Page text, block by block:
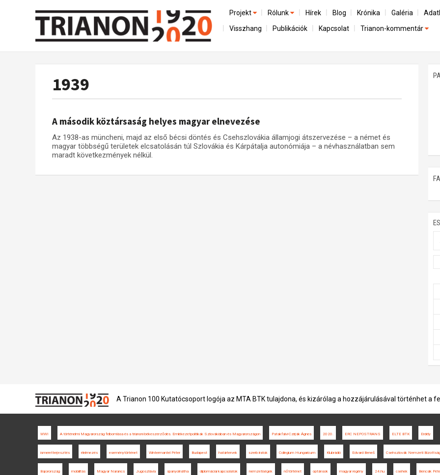
Projekt
Előzmények
Az összeomlás és a magyar társadalom
Utókor és emlékezet
Rólunk
A kutatócsoport működéséről
Hírek Blog Krónika Galéria
Visszhang Publikációk Kapcsolat Trianon-kommentár
1939
A második köztársaság helyes magyar elnevezése
Az 1938-as müncheni, majd az első bécsi döntés és Csehszlovákia államjogi átszervezése – a német és
magyar többségű területek elcsatolásán túl Szlovákia és Kárpátalja autonómiája – a névhasználatban sem
maradt következmények nélkül.
A Trianon 100 Kutatócsoport logója az MTA BTK tulajdona, és kizárólag a hozzájárulásával történhet a
WWI A történelmi Magyarország felbomlása és a trianoni békeszerződés. Emlékezetpolitikák Szlovákiában és Magyarországon Patakfalvi-Czirják Ágnes 2020. ERC NEPOSTRANS ELTE BTK Erdély
ismeretterjesztés élelmezés eseménytörténet Wintermantel Péter Budapest határtervek szerb iratok Collegium Hungaricum Klubrádió Edvard Beneš Csehszlovák Nemzeti Bizottság
Bajorország mobilitás Magyar Narancs Jugoszlávia spanyolnátha diplomáciai kapcsolatok nemzetiségek nőtörténet optánsok magyar regény 24.hu csehek Bencsik